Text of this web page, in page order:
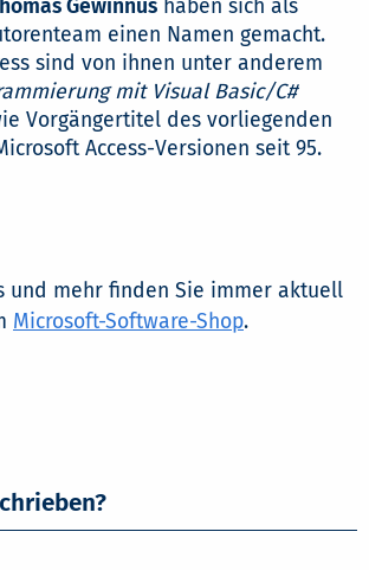
Thomas Gewinnus haben sich als
einen Namen gemacht.
sind von ihnen unter anderem
mit Visual Basic/C#
Vorgängertitel des vorliegenden
Access-Versionen seit 95.
und mehr finden Sie immer aktuell
Microsoft-Software-Shop.